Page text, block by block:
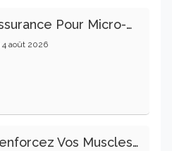
Assurance Pour Micro-Entrepreneur : Les Garanties Essentielles À Connaître
4 août 2026
Renforcez Vos Muscles Profonds Pour Apaiser Votre Mal De Dos